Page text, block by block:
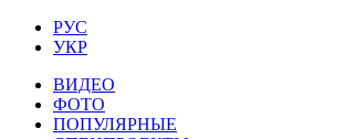
РУС
УКР
ВИДЕО
ФОТО
ПОПУЛЯРНЫЕ